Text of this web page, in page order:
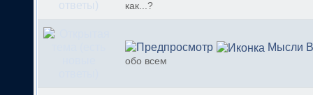
как...?
Мысли
обо всем